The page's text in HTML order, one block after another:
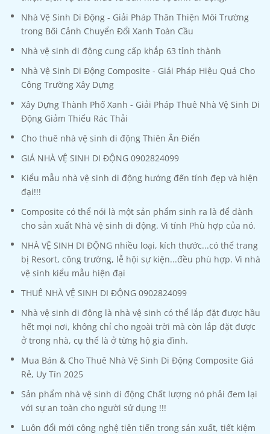
Nhà Vệ Sinh Di Động - Giải Pháp Thân Thiện Môi Trường
trong Bối Cảnh Chuyển Đổi Xanh Toàn Cầu
Nhà vệ sinh di động cung cấp khắp 63 tỉnh thành
Nhà Vệ Sinh Di Động Composite - Giải Pháp Hiệu Quả Cho
Công Trường Xây Dựng
Xây Dựng Thành Phố Xanh - Giải Pháp Thuê Nhà Vệ Sinh Di
Động Giảm Thiểu Rác Thải
Cho thuê nhà vệ sinh di động Thiên Ân Điển
GIÁ NHÀ VỆ SINH DI ĐỘNG 0902824099
Kiểu mẫu nhà vệ sinh di động hướng đến tính đẹp và hiện
đại!!!
Composite có thể nói là một sản phẩm sinh ra là để dành
cho sản xuất Nhà vệ sinh di động. Vì tính Phù hợp của nó.
NHÀ VỆ SINH DI ĐỘNG nhiều loại, kích thước...có thể trang
bị Resort, công trường, lễ hội sự kiện...đều phù hợp. Vì nhà
vệ sinh kiểu mẫu hiện đại
THUÊ NHÀ VỆ SINH DI ĐỘNG 0902824099
Nhà vệ sinh di động là nhà vệ sinh có thể lắp đặt được hầu
hết mọi nơi, không chỉ cho ngoài trời mà còn lắp đặt được
ở trong nhà, cụ thể là ở từng hộ gia đình.
Mua Bán & Cho Thuê Nhà Vệ Sinh Di Động Composite Giá
Rẻ, Uy Tín 2025
Sản phẩm nhà vệ sinh di động Chất lượng nó phải đem lại
với sự an toàn cho người sử dụng !!!
Luôn đổi mới công nghệ tiên tiến trong sản xuất, tiết kiệm